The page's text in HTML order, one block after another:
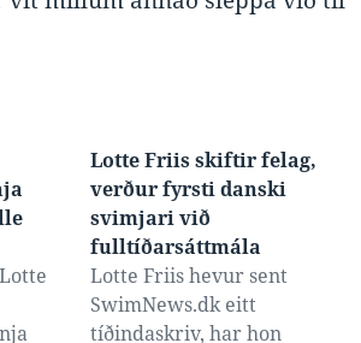
Lotte Friis skiftir felag,
verður fyrsti danski
svimjari við
fulltíðarsáttmála
Lotte Friis hevur sent
SwimNews.dk eitt
tíðindaskriv, har hon